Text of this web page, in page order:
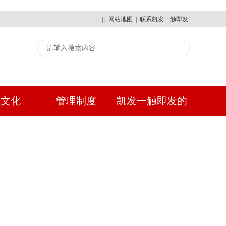
网站地图 联系凯发一触即发
化 管理制度 凯发一触即发的